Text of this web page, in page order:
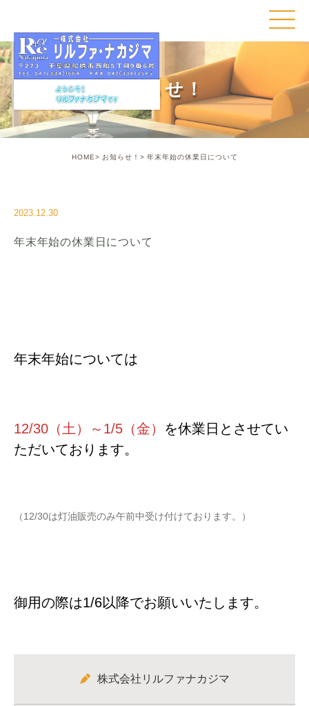
お知らせ！
HOME お知らせ！ 年末年始の休業日について
2023.12.30
年末年始の休業日について
年末年始については
12/30（土）～1/5（金） を休業日とさせてい
ただいております。
（12/30は灯油販売のみ午前中受け付けております。）
御用の際は1/6以降でお願いいたします。
株式会社リルファナカジマ